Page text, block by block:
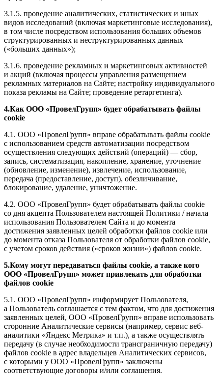
3.1.5. проведение аналитических, статистических и иных
видов исследований (включая маркетинговые исследования),
в том числе посредством использования больших объемов
структурированных и неструктурированных данных
(«больших данных»);
3.1.6. проведение рекламных и маркетинговых активностей
и акций (включая процессы управления размещением
рекламных материалов на Сайте; настройку индивидуального
показа рекламы на Сайте; проведение ретаргетинга).
4.Как ООО «ПровелГрупп» будет обрабатывать файлы
cookie
4.1. ООО «ПровелГрупп» вправе обрабатывать файлы cookie
с использованием средств автоматизации посредством
осуществления следующих действий (операций) — сбор,
запись, систематизация, накопление, хранение, уточнение
(обновление, изменение), извлечение, использование,
передача (предоставление, доступ), обезличивание,
блокирование, удаление, уничтожение.
4.2. ООО «ПровелГрупп» будет обрабатывать файлы cookie
со дня акцепта Пользователем настоящей Политики / начала
использования Пользователем Сайта и до момента
достижения заявленных целей обработки файлов cookie или
до момента отказа Пользователя от обработки файлов cookie,
с учетом сроков действия («сроков жизни») файлов cookie.
5.Кому могут передаваться файлы cookie, а также кого
ООО «ПровелГрупп» может привлекать для обработки
файлов cookie
5.1. ООО «ПровелГрупп» информирует Пользователя,
а Пользователь соглашается с тем фактом, что для достижения
заявленных целей, ООО «ПровелГрупп» вправе использовать
сторонние Аналитические сервисы (например, сервис веб-
аналитики «Яндекс Метрика» и т.п.), а также осуществлять
передачу (в случае необходимости трансграничную передачу)
файлов cookie в адрес владельцев Аналитических сервисов,
с которыми у ООО «ПровелГрупп» заключены
соответствующие договоры и/или соглашения.